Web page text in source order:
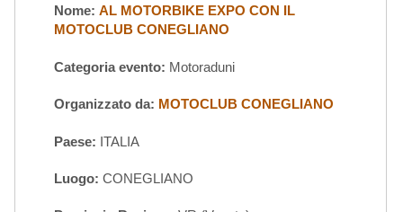
Nome: AL MOTORBIKE EXPO CON IL
MOTOCLUB CONEGLIANO
Categoria evento: Motoraduni
Organizzato da: MOTOCLUB CONEGLIANO
Paese: ITALIA
Luogo: CONEGLIANO